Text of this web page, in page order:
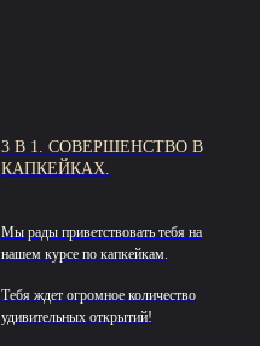
3 В 1. СОВЕРШЕНСТВО В
КАПКЕЙКАХ.
Мы рады приветствовать тебя на
нашем курсе по капкейкам.
Тебя ждет огромное количество
удивительных открытий!